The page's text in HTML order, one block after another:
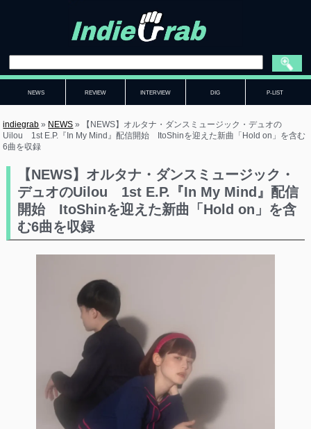
NEWS REVIEW INTERVIEW DIG P-LIST
indiegrab » NEWS »
【NEWS】オルタナ・ダンスミュージック・デュオの
Uilou 1st E.P.『In My Mind』配信開始 ItoShinを迎えた新曲「Hold on」を含む
6曲を収録
【NEWS】オルタナ・ダンスミュージック・
デュオのUilou 1st E.P.『In My Mind』配信
開始 ItoShinを迎えた新曲「Hold on」を含
む6曲を収録